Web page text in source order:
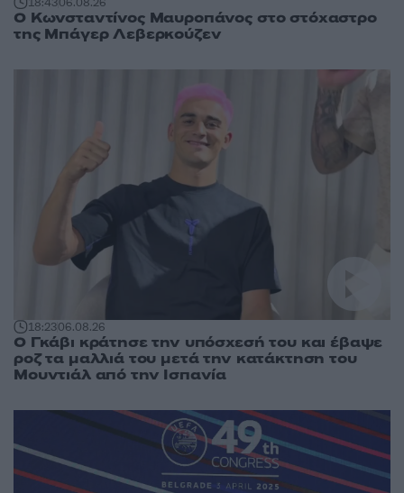
Ο Κωνσταντίνος Μαυροπάνος στο στόχαστρο
της Μπάγερ Λεβερκούζεν
18:2306.08.26
Ο Γκάβι κράτησε την υπόσχεσή του και έβαψε
ροζ τα μαλλιά του μετά την κατάκτηση του
Μουντιάλ από την Ισπανία